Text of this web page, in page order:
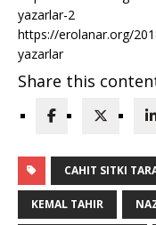
yazarlar-2
https://erolanar.org/
yazarlar
Share this
CAHIT SITKI
KEMAL TAHIR